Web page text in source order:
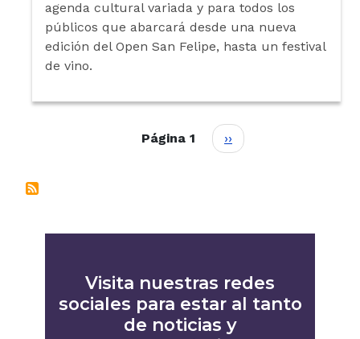
agenda cultural variada y para todos los
públicos que abarcará desde una nueva
edición del Open San Felipe, hasta un festival
de vino.
Página 1 Siguiente página
››
Visita nuestras redes
sociales para estar al tanto
de noticias y